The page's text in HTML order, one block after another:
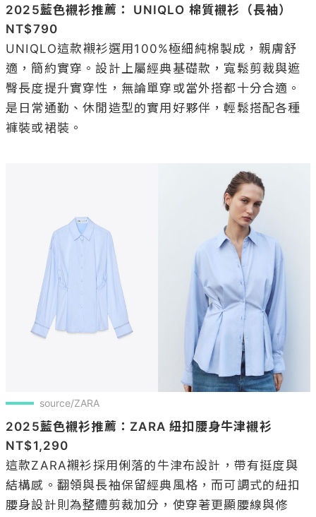
2025藍色襯衫推薦： UNIQLO 棉質襯衫（長袖）
NT$790
UNIQLO這款襯衫選用100%極細純棉製成，親膚舒
適，簡約實穿。設計上屬經典基礎款，寬鬆剪裁與遮
臀長度提升實穿性，無論單穿或當外搭都十分合適。
是日常通勤、休閒造型的實用好夥伴，輕鬆搭配各種
褲裝或裙裝。
source/ZARA
2025藍色襯衫推薦：ZARA 紐扣腰身牛津襯衫
NT$1,290
這款ZARA襯衫採用俐落的牛津布設計，帶有挺度與
結構感。翻領與長袖保留經典風格，而可調式的紐扣
腰身設計則為整體剪裁加分，使穿著更顯腰線與修